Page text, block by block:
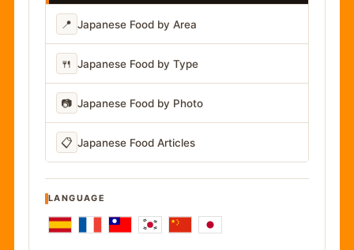
📍 Japanese Food by Area
🍴 Japanese Food by Type
📷 Japanese Food by Photo
📋 Japanese Food Articles
LANGUAGE